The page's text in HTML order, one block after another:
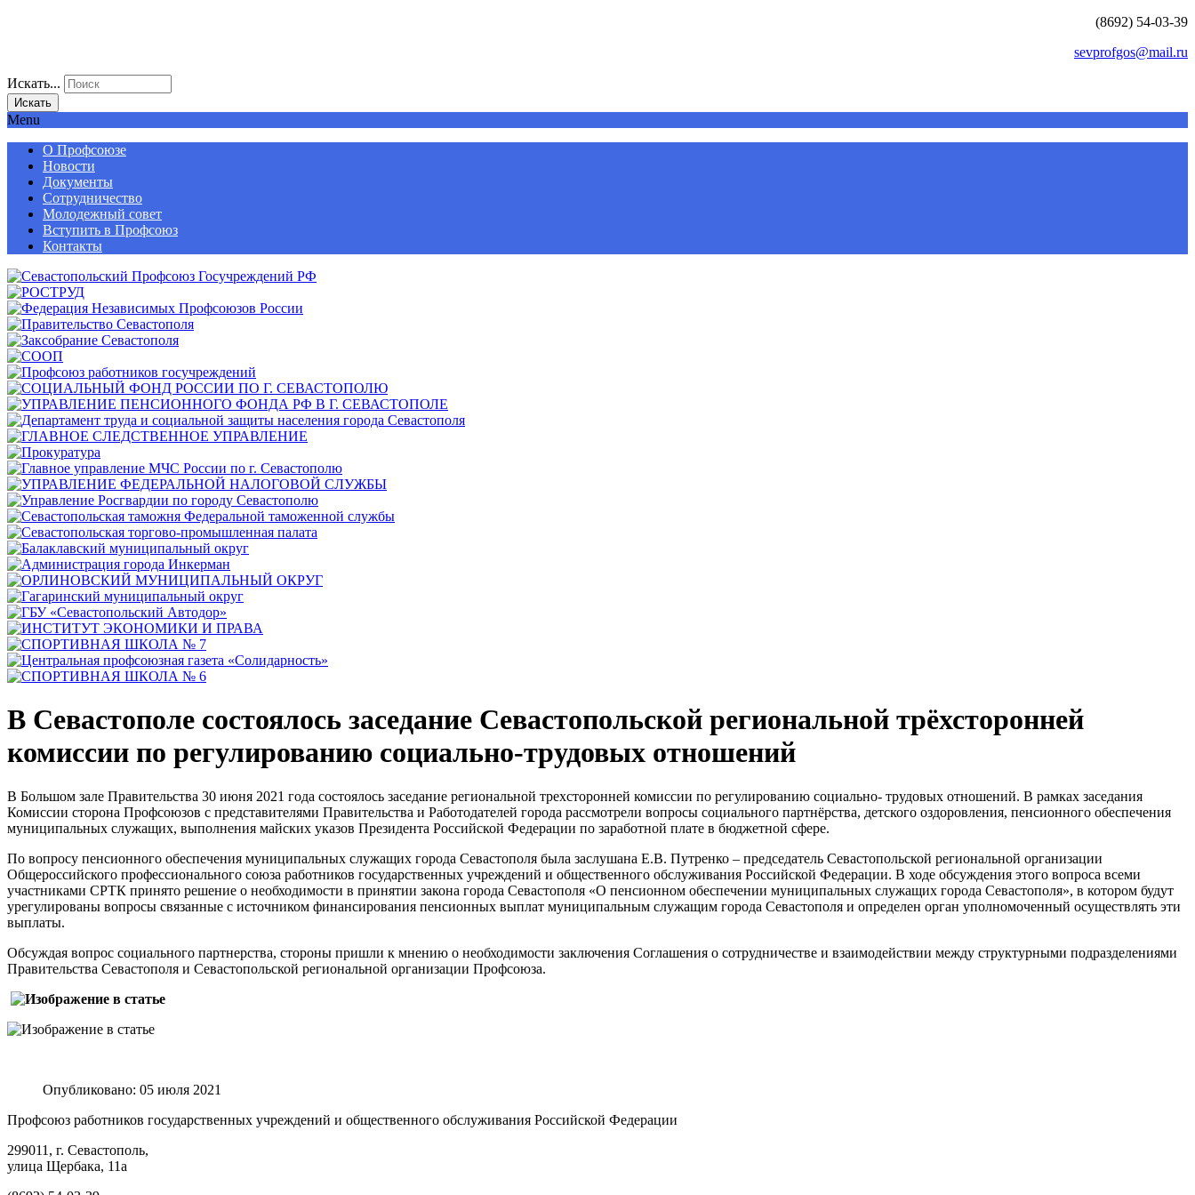
(8692) 54-03-39
sevprofgos@mail.ru
Искать...
Искать
Menu
О Профсоюзе
Новости
Документы
Сотрудничество
Молодежный совет
Вступить в Профсоюз
Контакты
В Севастополе состоялось заседание Севастопольской региональной трёхсторонней
комиссии по регулированию социально-трудовых отношений
В Большом зале Правительства 30 июня 2021 года состоялось заседание региональной трехсторонней комиссии по регулированию социально- трудовых отношений. В рамках заседания
Комиссии сторона Профсоюзов с представителями Правительства и Работодателей города рассмотрели вопросы социального партнёрства, детского оздоровления, пенсионного обеспечения
муниципальных служащих, выполнения майских указов Президента Российской Федерации по заработной плате в бюджетной сфере.
По вопросу пенсионного обеспечения муниципальных служащих города Севастополя была заслушана Е.В. Путренко – председатель Севастопольской региональной организации
Общероссийского профессионального союза работников государственных учреждений и общественного обслуживания Российской Федерации. В ходе обсуждения этого вопроса всеми
участниками СРТК принято решение о необходимости в принятии закона города Севастополя «О пенсионном обеспечении муниципальных служащих города Севастополя», в котором будут
урегулированы вопросы связанные с источником финансирования пенсионных выплат муниципальным служащим города Севастополя и определен орган уполномоченный осуществлять эти
выплаты.
Обсуждая вопрос социального партнерства, стороны пришли к мнению о необходимости заключения Соглашения о сотрудничестве и взаимодействии между структурными подразделениями
Правительства Севастополя и Севастопольской региональной организации Профсоюза.
Опубликовано: 05 июля 2021
Профсоюз работников государственных учреждений и общественного обслуживания Российской Федерации
299011, г. Севастополь,
улица Щербака, 11а